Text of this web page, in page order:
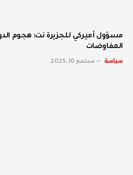
مسؤول أميركي للجزيرة نت: هجوم
المفاوضات
سياسة سبتمبر 10, 2025